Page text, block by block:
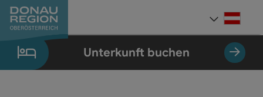
Zum Inhalt
Zur Navigation
Zum Seitenanfang
Zur Kontaktseite
Zum Impressum
Zur Startseite
Unterkunft buchen